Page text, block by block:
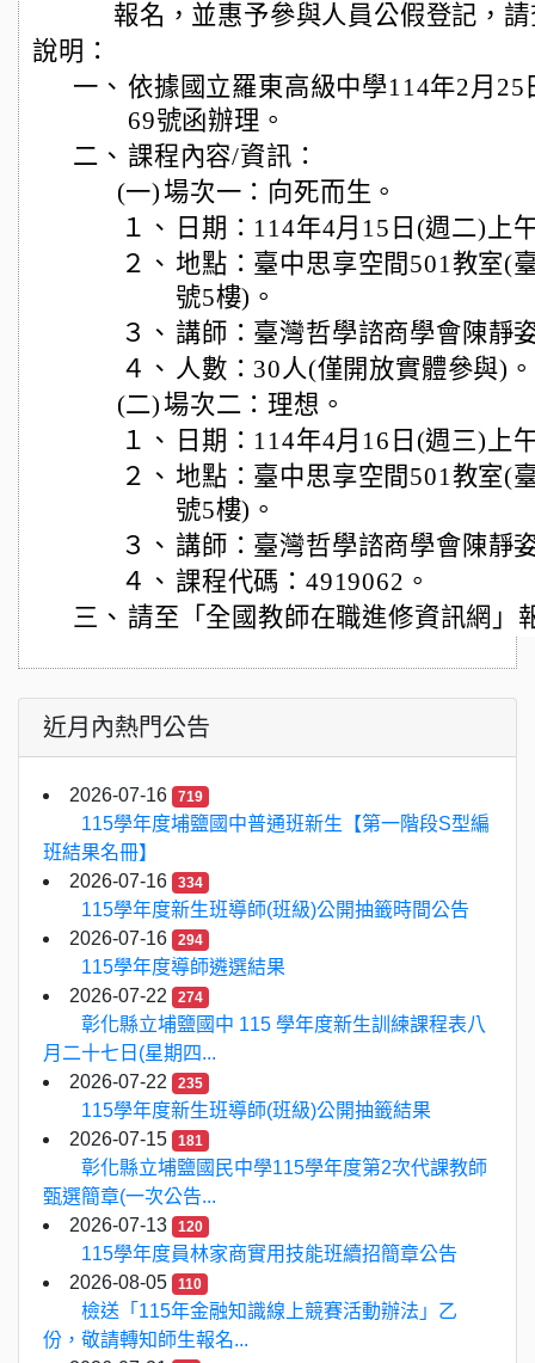
報名，並惠予參與人員公假登記，
說明：
一、 依據國立羅東高級中學114年2月
69號函辦理。
二、 課程內容/資訊：
(一)場次一：向死而生。
１、
日期：114年4月15日(週二)上
２、 地點：臺中思享空間501教室(
號5樓)。
３、 講師：臺灣哲學諮商學會陳靜
４、 人數：30人(僅開放實體參與)。
(二)場次二：理想。
１、
日期：114年4月16日(週三)上
２、 地點：臺中思享空間501教室(
號5樓)。
３、 講師：臺灣哲學諮商學會陳靜
４、 課程代碼：4919062。
三、 請至「全國教師在職進修資訊網」
近月內熱門公告
2026-07-16 719
115學年度埔鹽國中普通班新生【第一階段S型編
班結果名冊】
2026-07-16
334
115學年度新生班導師(班級)公開抽籤時間公告
2026-07-16
294
115學年度導師遴選結果
2026-07-22
274
彰化縣立埔鹽國中 115 學年度新生訓練課程表八
月二十七日(星期四...
2026-07-22
235
115學年度新生班導師(班級)公開抽籤結果
2026-07-15
181
彰化縣立埔鹽國民中學115學年度第2次代課教師
甄選簡章(一次公告...
2026-07-13
120
115學年度員林家商實用技能班續招簡章公告
2026-08-05
110
檢送「115年金融知識線上競賽活動辦法」乙
份，敬請轉知師生報名...